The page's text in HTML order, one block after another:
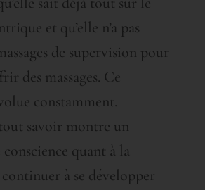
et qu’elle n’a pas
de supervision pour
des massages. Ce
constamment.
savoir montre un
conscience quant à la
à se développer